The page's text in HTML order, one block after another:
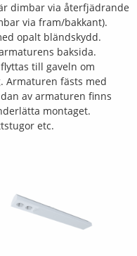
dimbar via återfjädrande
via fram/bakkant).
opalt bländskydd.
baksida.
till gaveln om
Armaturen fästs med
av armaturen finns
montaget.
etc.